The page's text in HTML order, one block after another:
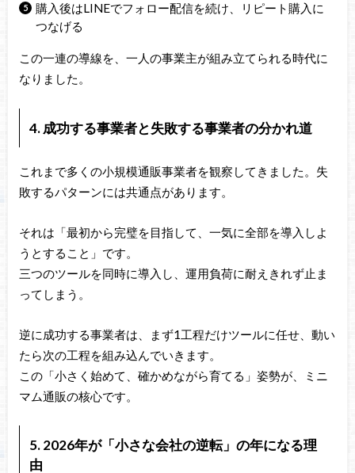
購入後はLINEでフォロー配信を続け、リピート購入に
つなげる
この一連の導線を、一人の事業主が組み立てられる時代に
なりました。
4. 成功する事業者と失敗する事業者の分かれ道
これまで多くの小規模通販事業者を観察してきました。失
敗するパターンには共通点があります。
それは「最初から完璧を目指して、一気に全部を導入しよ
うとすること」です。
三つのツールを同時に導入し、運用負荷に耐えきれず止ま
ってしまう。
逆に成功する事業者は、まず1工程だけツールに任せ、動い
たら次の工程を組み込んでいきます。
この「小さく始めて、確かめながら育てる」姿勢が、ミニ
マム通販の核心です。
5. 2026年が「小さな会社の逆転」の年になる理
由